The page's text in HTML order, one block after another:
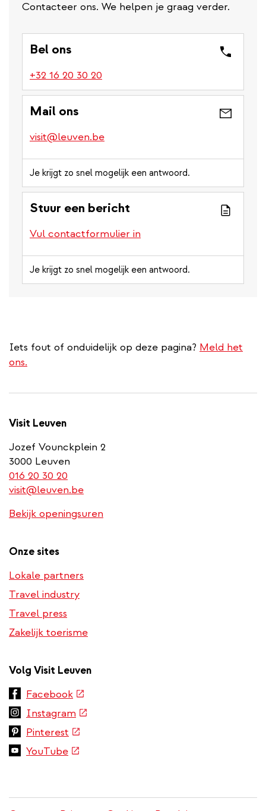
Contacteer ons. We helpen je graag verder.
Bel ons
+32 16 20 30 20
is
number)
Mail ons
visit@leuven.be
Je krijgt zo snel mogelijk een antwoord.
Stuur een bericht
Vul contactformulier in
Je krijgt zo snel mogelijk een antwoord.
Iets fout of onduidelijk op deze pagina? Meld het
ons.
Visit Leuven
Jozef Vounckplein 2
3000 Leuven
016 20 30 20
is
phone
visit@leuven.be
Bekijk openingsuren
Onze sites
Lokale partners
Travel industry
Travel press
Zakelijk toerisme
Volg Visit Leuven
Facebook(externe
link)
Instagram (externe
link)
Pinterest (externe
link)
YouTube(externe